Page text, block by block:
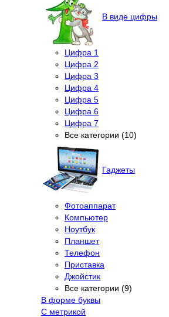
В виде цифры
Цифра 1
Цифра 2
Цифра 3
Цифра 4
Цифра 5
Цифра 6
Цифра 7
Все категории (10)
Гаджеты
Фотоаппарат
Компьютер
Ноутбук
Планшет
Телефон
Приставка
Джойстик
Все категории (9)
В форме буквы
С метрикой